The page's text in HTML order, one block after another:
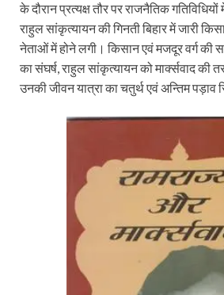
के दौरान प्रत्यक्ष तौर पर राजनैतिक
राहुल सांकृत्यायन की गिनती बिहार में जारी
नेताओं में होने लगी। किसान एवं मजदूर वर्ग की
का संघर्ष, राहुल सांकृत्यायन को मार्क्सवाद की
उनकी जीवन यात्रा का चतुर्थ एवं अन्तिम पड़ाव